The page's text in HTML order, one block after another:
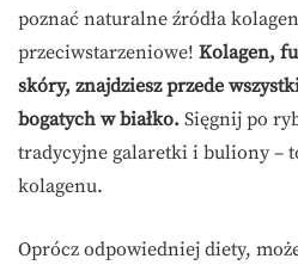
poznać naturalne źródła
przeciwstarzeniowe! Kolagen,
skóry, znajdziesz przede
bogatych w białko. Sięgnij po
tradycyjne galaretki i buliony –
kolagenu.
Oprócz odpowiedniej diety,